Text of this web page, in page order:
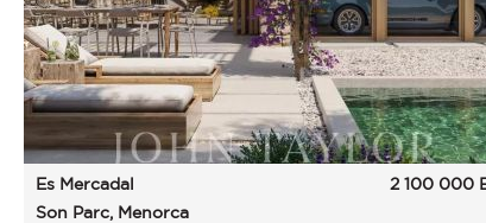
Es Mercadal
Son Parc, Menorca
2 100 000